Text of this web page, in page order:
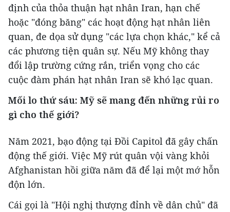
định của thỏa thuận hạt nhân Iran, hạn chế
hoặc "đóng băng" các hoạt động hạt nhân liên
quan, đe dọa sử dụng "các lựa chọn khác," kể cả
các phương tiện quân sự. Nếu Mỹ không thay
đổi lập trường cứng rắn, triển vọng cho các
cuộc đàm phán hạt nhân Iran sẽ khó lạc quan.
Mối lo thứ sáu: Mỹ sẽ mang đến những rủi ro
gì cho thế giới?
Năm 2021, bạo động tại Đồi Capitol đã gây chấn
động thế giới. Việc Mỹ rút quân vội vàng khỏi
Afghanistan hồi giữa năm đã để lại một mớ hỗn
độn lớn.
Cái gọi là "Hội nghị thượng đỉnh về dân chủ" đã